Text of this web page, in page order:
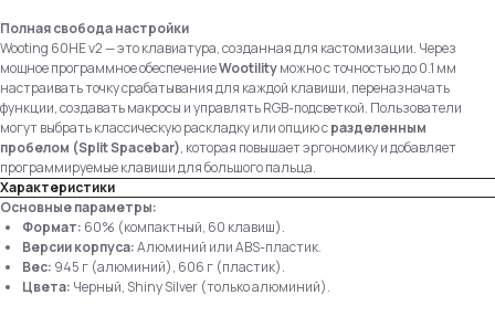
Полная свобода настройки
Wooting 60HE v2 — это клавиатура, созданная для кастомизации. Через
мощное программное обеспечениеWootilityможно с точностью до 0.1 мм
настраивать точку срабатывания для каждой клавиши, переназначать
функции, создавать макросы и управлять RGB-подсветкой. Пользователи
могут выбрать классическую раскладку или опцию сразделенным
пробелом (Split Spacebar), которая повышает эргономику и добавляет
программируемые клавиши для большого пальца.
Характеристики
Основные параметры:
Формат: 60% (компактный, 60 клавиш).
Версии корпуса:Алюминий или ABS-пластик.
Вес: 945 г (алюминий), 606 г (пластик).
Цвета: Черный, Shiny Silver (только алюминий).